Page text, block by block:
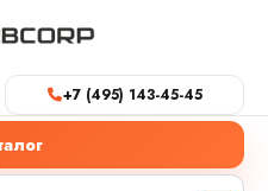
+7 (495) 143-45-45